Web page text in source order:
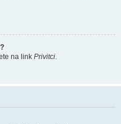
na link Privitci.